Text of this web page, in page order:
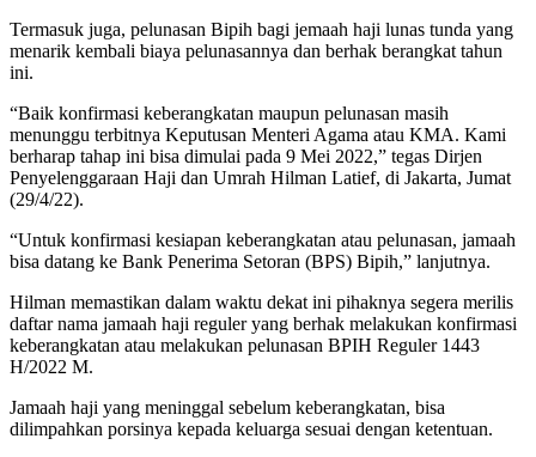
Termasuk juga, pelunasan Bipih bagi jemaah haji lunas tunda yang
menarik kembali biaya pelunasannya dan berhak berangkat tahun
ini.
“Baik konfirmasi keberangkatan maupun pelunasan masih
menunggu terbitnya Keputusan Menteri Agama atau KMA. Kami
berharap tahap ini bisa dimulai pada 9 Mei 2022,” tegas Dirjen
Penyelenggaraan Haji dan Umrah Hilman Latief, di Jakarta, Jumat
(29/4/22).
“Untuk konfirmasi kesiapan keberangkatan atau pelunasan, jamaah
bisa datang ke Bank Penerima Setoran (BPS) Bipih,” lanjutnya.
Hilman memastikan dalam waktu dekat ini pihaknya segera merilis
daftar nama jamaah haji reguler yang berhak melakukan konfirmasi
keberangkatan atau melakukan pelunasan BPIH Reguler 1443
H/2022 M.
Jamaah haji yang meninggal sebelum keberangkatan, bisa
dilimpahkan porsinya kepada keluarga sesuai dengan ketentuan.